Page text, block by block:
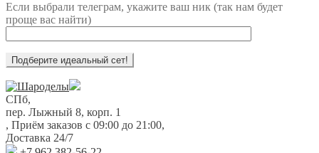
Если выбрали телеграм, укажите ваш ник (так нам будет
проще вас найти)
Перейти
к
навигации
Перейти
к
содержимому
СПб,
пер. Лыжный 8, корп. 1
, Приём заказов с 09:00 до 21:00,
Доставка 24/7